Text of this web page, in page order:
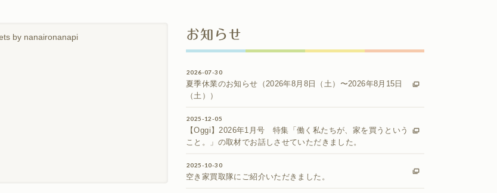
お知らせ
2026-07-30
夏季休業のお知らせ（2026年8月8日（土）〜2026年8月15日
（土））
2025-12-05
【Oggi】2026年1月号 特集「働く私たちが、家を買うという
こと。」の取材でお話しさせていただきました。
2025-10-30
空き家買取隊にご紹介いただきました。
by nanaironanapi